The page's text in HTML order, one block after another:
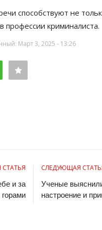
способствуют не
профессии криминалиста.
Март 3, 2025 - 13:26
и за
горами
СЛЕДУЮЩАЯ
Ученые
настроение и
Экономика